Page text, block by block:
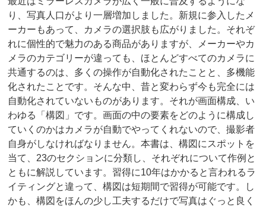
り、写真人口がより一層増加しました。新規に参入したメ
ーカーもあって、カメラの選択肢も広がりました。それぞ
れに個性的で魅力のある商品がありますが、メーカーやカ
メラのカテゴリーが違っても、ほとんどすべてのカメラに
共通するのは、多くの操作が自動化されたことと、多機能
化されたことです。そんな中、昔と変わらず今も完全には
自動化されていないものがあります。それが画面構成、い
わゆる「構図」です。画面の中の要素をどのように構成し
ていくのかはカメラが自動でやってくれないので、撮影者
自身がしなければなりません。本書は、構図にスポットを
当て、23のセクションに分類し、それぞれについて作例と
ともに解説しています。習得に10年はかかると言われるラ
イティングと違って、構図は短期間で習得が可能です。し
かも、構図をほんの少し工夫するだけで写真はぐっと良く